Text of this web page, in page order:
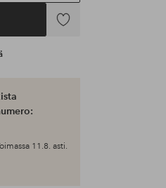
Lisää
11.8. asti.